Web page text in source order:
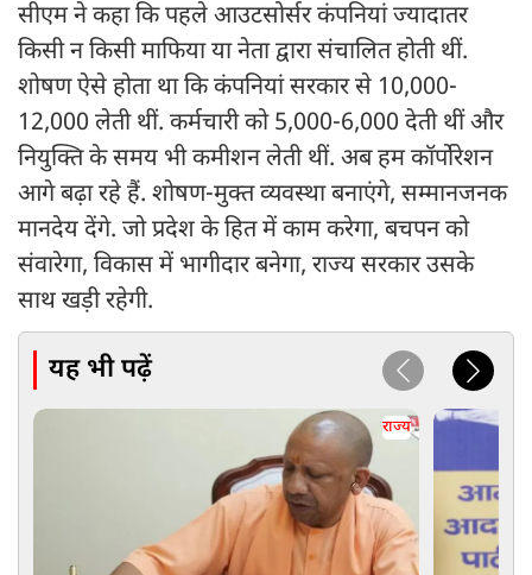
सीएम ने कहा कि पहले आउटसोर्सर कंपनियां ज्यादातर
किसी न किसी माफिया या नेता द्वारा संचालित होती थीं.
शोषण ऐसे होता था कि कंपनियां सरकार से 10,000-
12,000 लेती थीं. कर्मचारी को 5,000-6,000 देती थीं और
नियुक्ति के समय भी कमीशन लेती थीं. अब हम कॉर्पोरेशन
आगे बढ़ा रहे हैं. शोषण-मुक्त व्यवस्था बनाएंगे, सम्मानजनक
मानदेय देंगे. जो प्रदेश के हित में काम करेगा, बचपन को
संवारेगा, विकास में भागीदार बनेगा, राज्य सरकार उसके
साथ खड़ी रहेगी.
यह भी पढ़ें
राज्य